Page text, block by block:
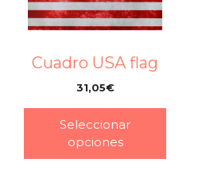
Cuadro USA flag
31,05€
Seleccionar
opciones